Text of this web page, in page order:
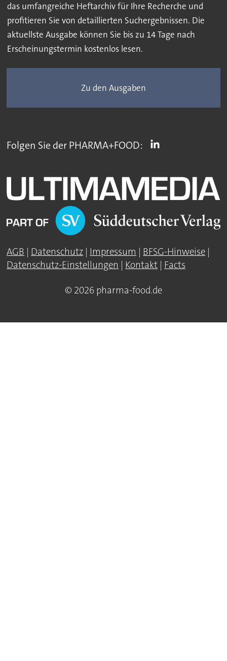
das umfangreiche Heftarchiv für Ihre Recherche und
profitieren Sie von detaillierten Suchergebnissen. Die
aktuellste Ausgabe können Sie bis zu 14 Tage nach
Erscheinungstermin kostenlos lesen.
Zu den Ausgaben
Folgen Sie der PHARMA+FOOD:
AGB | Datenschutz | Impressum | BFSG-Hinweise |
Datenschutz-Einstellungen | Kontakt | Facts
© 2026 pharma-food.de